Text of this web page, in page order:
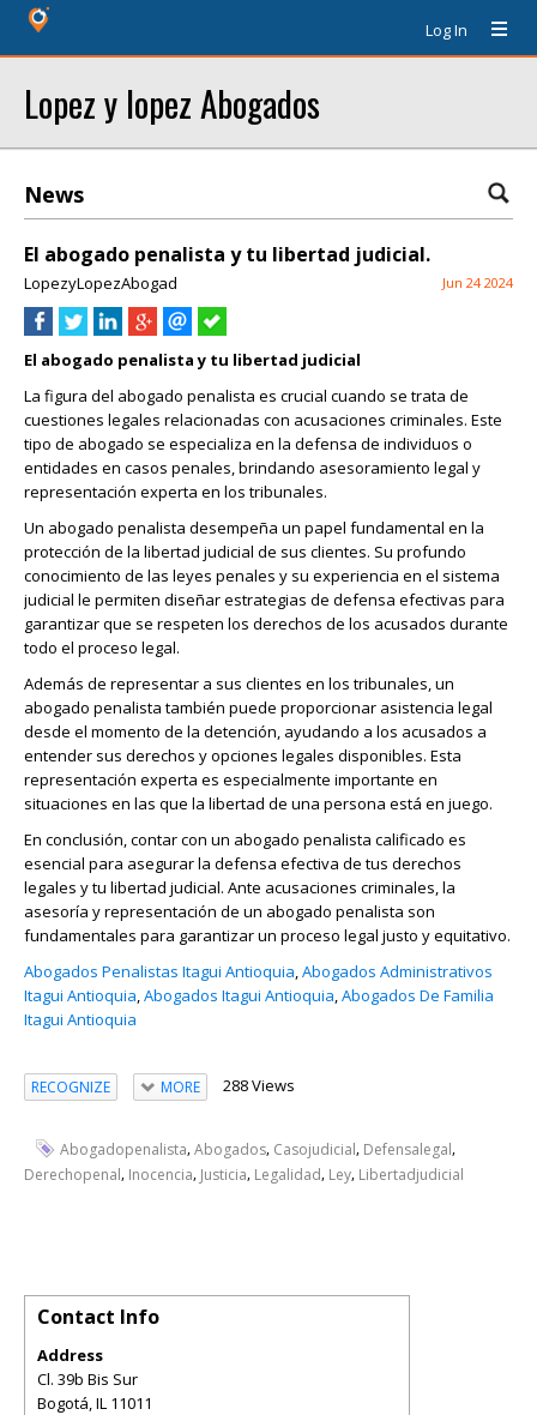
Log In
Lopez y lopez Abogados
News
El abogado penalista y tu libertad judicial.
LopezyLopezAbogad Jun 24 2024
El abogado penalista y tu libertad judicial
La figura del abogado penalista es crucial cuando se trata de
cuestiones legales relacionadas con acusaciones criminales. Este
tipo de abogado se especializa en la defensa de individuos o
entidades en casos penales, brindando asesoramiento legal y
representación experta en los tribunales.
Un abogado penalista desempeña un papel fundamental en la
protección de la libertad judicial de sus clientes. Su profundo
conocimiento de las leyes penales y su experiencia en el sistema
judicial le permiten diseñar estrategias de defensa efectivas para
garantizar que se respeten los derechos de los acusados durante
todo el proceso legal.
Además de representar a sus clientes en los tribunales, un
abogado penalista también puede proporcionar asistencia legal
desde el momento de la detención, ayudando a los acusados a
entender sus derechos y opciones legales disponibles. Esta
representación experta es especialmente importante en
situaciones en las que la libertad de una persona está en juego.
En conclusión, contar con un abogado penalista calificado es
esencial para asegurar la defensa efectiva de tus derechos
legales y tu libertad judicial. Ante acusaciones criminales, la
asesoría y representación de un abogado penalista son
fundamentales para garantizar un proceso legal justo y equitativo.
Abogados Penalistas Itagui Antioquia,Abogados Administrativos
Itagui Antioquia,Abogados Itagui Antioquia,Abogados De Familia
Itagui Antioquia
RECOGNIZE MORE 288 Views
Abogadopenalista,Abogados, Casojudicial, Defensalegal,
Derechopenal, Inocencia, Justicia, Legalidad, Ley, Libertadjudicial
Contact Info
Address
Cl. 39b Bis Sur
Bogotá IL 11011